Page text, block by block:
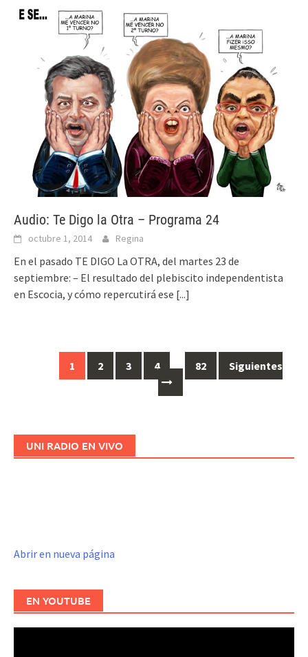
Audio: Te Digo la Otra – Programa 24
octubre 1, 2014 Regina
En el pasado TE DIGO La OTRA, del martes 23 de
septiembre: – El resultado del plebiscito independentista
en Escocia, y cómo repercutirá ese [...]
1 2 3 4 … 82 Siguientes
UNI RADIO EN VIVO
Abrir en nueva página
EN YOUTUBE